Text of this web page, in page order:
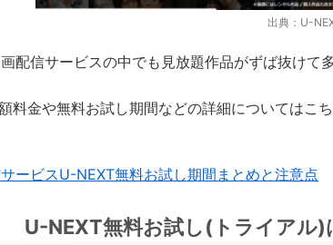
出典：U-
配信サービスの中でも見放題作品がずば抜け
料金や無料お試し期間などの詳細についてはこ
ービスU-NEXT無料お試し期間まとめと注意点
U-NEXT無料お試し(トライアル